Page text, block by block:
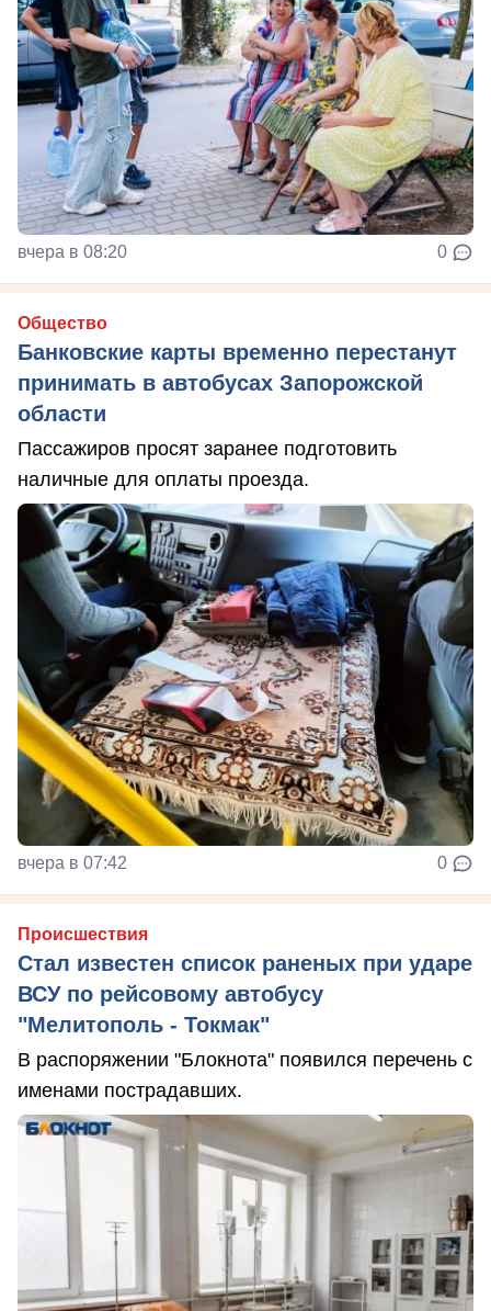
вчера в 08:20 0
Общество
Банковские карты временно перестанут
принимать в автобусах Запорожской
области
Пассажиров просят заранее подготовить
наличные для оплаты проезда.
вчера в 07:42 0
Происшествия
Стал известен список раненых при ударе
ВСУ по рейсовому автобусу
"Мелитополь - Токмак"
В распоряжении "Блокнота" появился перечень с
именами пострадавших.